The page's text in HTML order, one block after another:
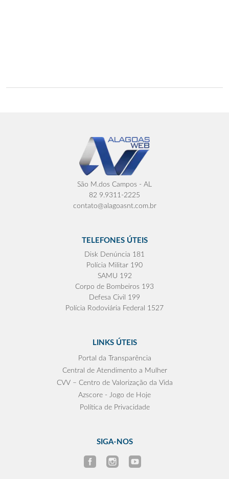
São M.dos Campos - AL
82 9.9311-2225
contato@alagoasnt.com.br
TELEFONES ÚTEIS
Disk Denúncia 181
Polícia Militar 190
SAMU 192
Corpo de Bombeiros 193
Defesa Civil 199
Polícia Rodoviária Federal 1527
LINKS ÚTEIS
Portal da Transparência
Central de Atendimento a Mulher
CVV – Centro de Valorização da Vida
Azscore - Jogo de Hoje
Política de Privacidade
SIGA-NOS